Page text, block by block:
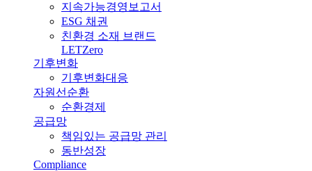
지속가능경영보고서
ESG 채권
친환경 소재 브랜드
LETZero
기후변화
기후변화대응
자원선순환
순환경제
공급망
책임있는 공급망 관리
동반성장
Compliance